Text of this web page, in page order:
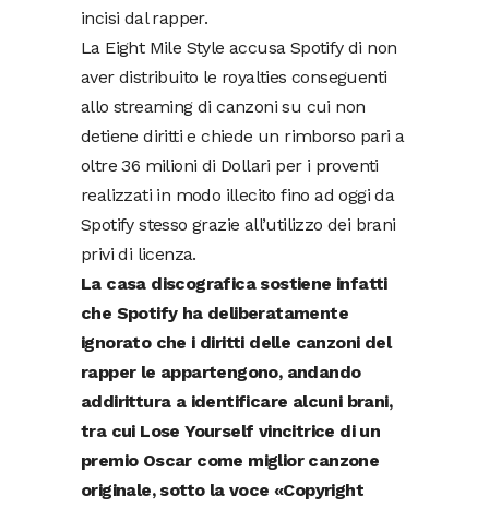
incisi dal rapper.
La Eight Mile Style accusa Spotify di non
aver distribuito le royalties conseguenti
allo streaming di canzoni su cui non
detiene diritti e chiede un rimborso pari a
oltre 36 milioni di Dollari per i proventi
realizzati in modo illecito fino ad oggi da
Spotify stesso grazie all’utilizzo dei brani
privi di licenza.
La casa discografica sostiene infatti
che Spotify ha deliberatamente
ignorato che i diritti delle canzoni del
rapper le appartengono, andando
addirittura a identificare alcuni brani,
tra cui Lose Yourself vincitrice di un
premio Oscar come miglior canzone
originale, sotto la voce «Copyright